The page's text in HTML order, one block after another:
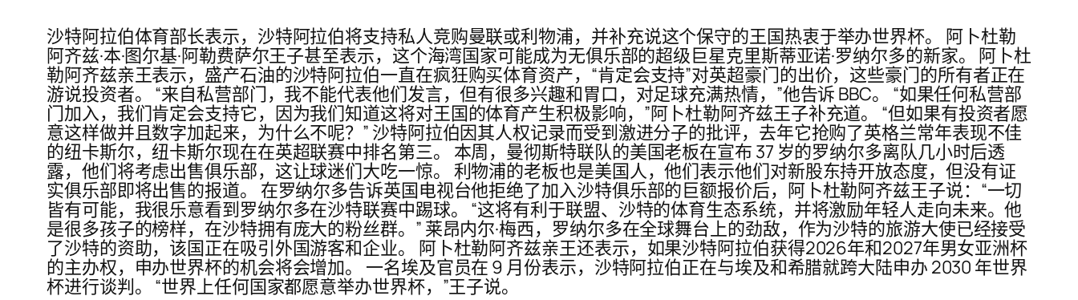
沙特阿拉伯体育部长表示，沙特阿拉伯将支持私人竞购曼联或利物浦，并补充说这个保守的王国热衷于举办世界杯。 阿卜杜勒
阿齐兹·本·图尔基·阿勒费萨尔王子甚至表示，这个海湾国家可能成为无俱乐部的超级巨星克里斯蒂亚诺·罗纳尔多的新家。 阿卜杜
勒阿齐兹亲王表示，盛产石油的沙特阿拉伯一直在疯狂购买体育资产，“肯定会支持”对英超豪门的出价，这些豪门的所有者正在
游说投资者。 “来自私营部门，我不能代表他们发言，但有很多兴趣和胃口，对足球充满热情，”他告诉 BBC。 “如果任何私营部
门加入，我们肯定会支持它，因为我们知道这将对王国的体育产生积极影响，”阿卜杜勒阿齐兹王子补充道。 “但如果有投资者愿
意这样做并且数字加起来，为什么不呢？” 沙特阿拉伯因其人权记录而受到激进分子的批评，去年它抢购了英格兰常年表现不佳
的纽卡斯尔，纽卡斯尔现在在英超联赛中排名第三。 本周，曼彻斯特联队的美国老板在宣布 37 岁的罗纳尔多离队几小时后透
露，他们将考虑出售俱乐部，这让球迷们大吃一惊。 利物浦的老板也是美国人，他们表示他们对新股东持开放态度，但没有证
实俱乐部即将出售的报道。 在罗纳尔多告诉英国电视台他拒绝了加入沙特俱乐部的巨额报价后，阿卜杜勒阿齐兹王子说：“一切
皆有可能，我很乐意看到罗纳尔多在沙特联赛中踢球。 “这将有利于联盟、沙特的体育生态系统，并将激励年轻人走向未来。他
是很多孩子的榜样，在沙特拥有庞大的粉丝群。” 莱昂内尔·梅西，罗纳尔多在全球舞台上的劲敌，作为沙特的旅游大使已经接受
了沙特的资助，该国正在吸引外国游客和企业。 阿卜杜勒阿齐兹亲王还表示，如果沙特阿拉伯获得2026年和2027年男女亚洲杯
的主办权，申办世界杯的机会将会增加。 一名埃及官员在 9 月份表示，沙特阿拉伯正在与埃及和希腊就跨大陆申办 2030 年世界
杯进行谈判。 “世界上任何国家都愿意举办世界杯，”王子说。